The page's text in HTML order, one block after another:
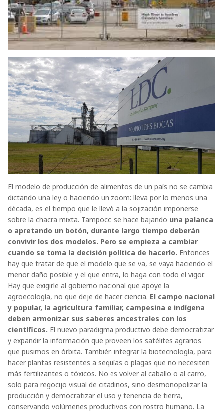
El modelo de producción de alimentos de un país no se cambia
dictando una ley o haciendo un zoom: lleva por lo menos una
década, es el tiempo que le llevó a la sojización imponerse
sobre la chacra mixta. Tampoco se hace bajando una palanca
o apretando un botón, durante largo tiempo deberán
convivir los dos modelos. Pero se empieza a cambiar
cuando se toma la decisión política de hacerlo. Entonces
hay que tratar de que el modelo que se va, se vaya haciendo el
menor daño posible y el que entra, lo haga con todo el vigor.
Hay que exigirle al gobierno nacional que apoye la
agroecología, no que deje de hacer ciencia. El campo nacional
y popular, la agricultura familiar, campesina e indígena
deben armonizar sus saberes ancestrales con los
científicos. El nuevo paradigma productivo debe democratizar
y expandir la información que proveen los satélites agrarios
que pusimos en órbita. También integrar la biotecnología, para
hacer plantas resistentes a sequías o plagas que no necesiten
más fertilizantes o tóxicos. No es volver al caballo o al carro,
solo para regocijo visual de citadinos, sino desmonopolizar la
producción y democratizar el uso y tenencia de tierra,
conservando volúmenes productivos con rostro humano. La